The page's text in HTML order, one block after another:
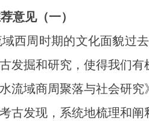
意见（一）
周时期的文化面貌过去
发掘和研究，使得我们
流域商周聚落与社会研
古发现，系统地梳理和